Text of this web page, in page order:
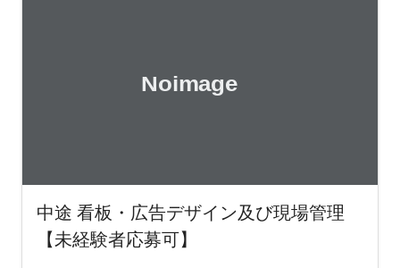
中途 看板・広告デザイン及び現場管理
【未経験者応募可】